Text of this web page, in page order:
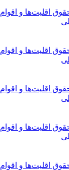
اقلیت‌ها و اقوام
اقلیت‌ها و اقوام
اقلیت‌ها و اقوام
اقلیت‌ها و اقوام
اقلیت‌ها و اقوام